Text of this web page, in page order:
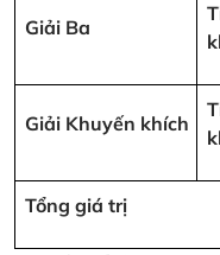
Giải Ba
Giải Khuyến khích
Tổng giá trị